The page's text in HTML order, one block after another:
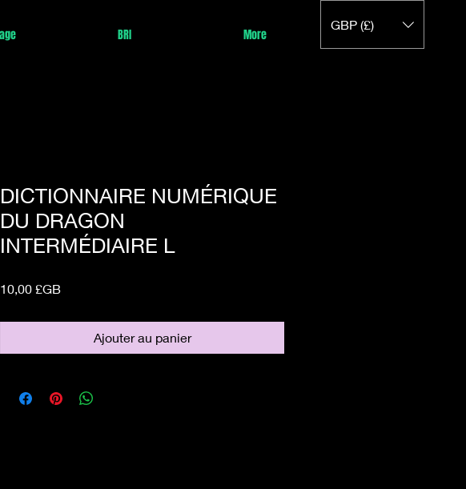
BRI More
GBP (£)
DICTIONNAIRE NUMÉRIQUE
DU DRAGON
INTERMÉDIAIRE L
10,00 £GBPrix
Ajouter au panier